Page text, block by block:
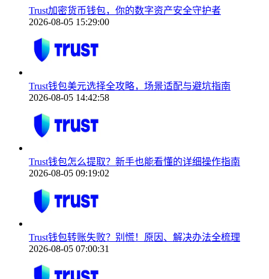
Trust加密货币钱包，你的数字资产安全守护者
2026-08-05 15:29:00
Trust钱包美元选择全攻略，场景适配与避坑指南
2026-08-05 14:42:58
Trust钱包怎么提取？新手也能看懂的详细操作指南
2026-08-05 09:19:02
Trust钱包转账失败？别慌！原因、解决办法全梳理
2026-08-05 07:00:31